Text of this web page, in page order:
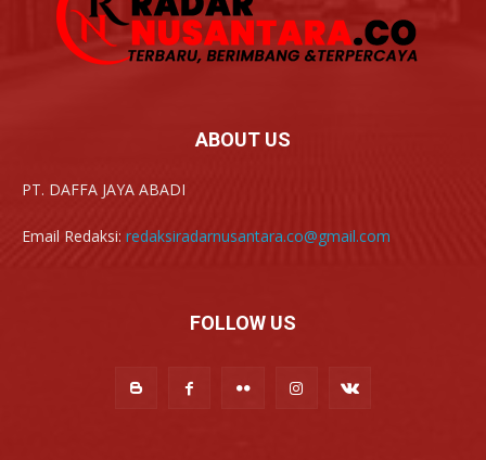
ABOUT US
PT. DAFFA JAYA ABADI
Email Redaksi: redaksiradarnusantara.co@gmail.com
FOLLOW US